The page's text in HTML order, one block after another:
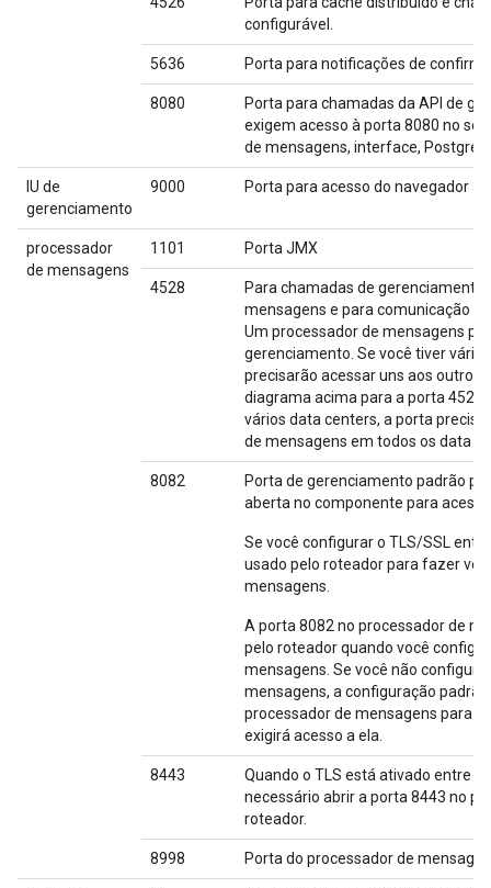
configurável.
5636 Porta para notificações de
8080
Porta para chamadas da API de
exigem acesso à porta 8080 no
de mensagens, interface,
IU de
gerenciamento
9000 Porta para acesso do navegador
processador
de mensagens
1101 Porta JMX
4528
Para chamadas de
mensagens e para comunicação
Um processador de mensagens
gerenciamento. Se você tiver
precisarão acessar uns aos outros
diagrama acima para a porta 4528
vários data centers, a porta
de mensagens em todos os data
8082
Porta de gerenciamento padrão
aberta no componente para
Se você configurar o TLS/SSL
usado pelo roteador para fazer
mensagens.
A porta 8082 no processador de
pelo roteador quando você
mensagens. Se você não
mensagens, a configuração
processador de mensagens para
exigirá acesso a ela.
8443
Quando o TLS está ativado entre
necessário abrir a porta 8443 no
roteador.
8998 Porta do processador de